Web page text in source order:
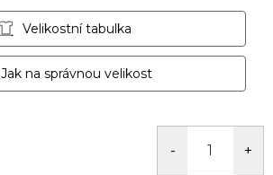
Velikostní tabulka
Jak na správnou velikost